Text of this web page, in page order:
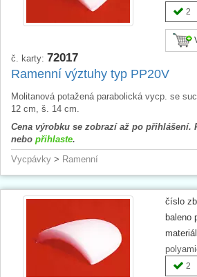
2
č. karty: 72017
Ramenní výztuhy typ PP20V
Molitanová potažená parabolická vycp. se
12 cm, š. 14 cm.
Cena výrobku se zobrazí až po přihlášení.
nebo přihlaste.
Vycpávky > Ramenní
číslo
baleno
2